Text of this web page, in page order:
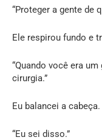
“Proteger a gente de
Ele respirou fundo e
“Quando você era
cirurgia.”
Eu balancei a cabeça.
“Eu sei disso.”